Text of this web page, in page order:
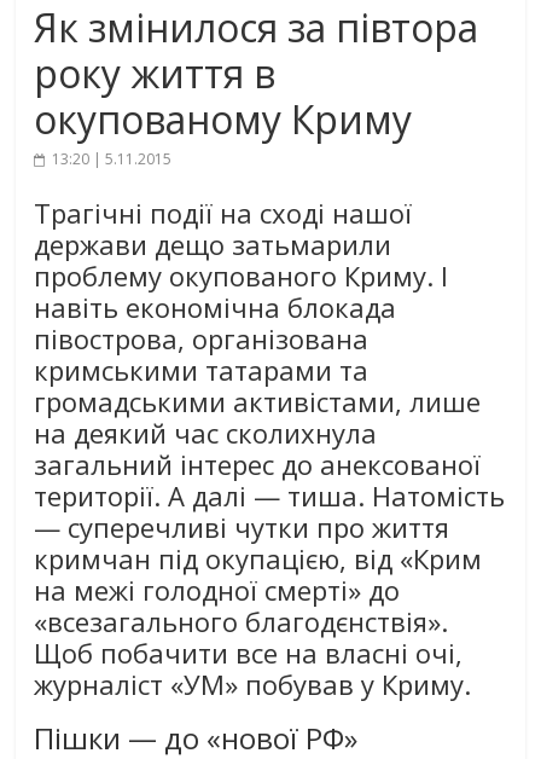
Як змінилося за півтора
року життя в
окупованому Криму
13:20 | 5.11.2015
Трагічні події на сході нашої
держави дещо затьмарили
проблему окупованого Криму. І
навіть економічна блокада
півострова, організована
кримськими татарами та
громадськими активістами, лише
на деякий час сколихнула
загальний інтерес до анексованої
території. А далі — тиша. Натомість
— суперечливі чутки про життя
кримчан під окупацією, від «Крим
на межі голодної смерті» до
«всезагального благодєнствія».
Щоб побачити все на власні очі,
журналіст «УМ» побував у Криму.
Пішки — до «нової РФ»